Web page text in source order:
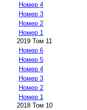
Номер 4
Номер 3
Номер 2
Номер 1
2019 Том 11
Номер 6
Номер 5
Номер 4
Номер 3
Номер 2
Номер 1
2018 Том 10